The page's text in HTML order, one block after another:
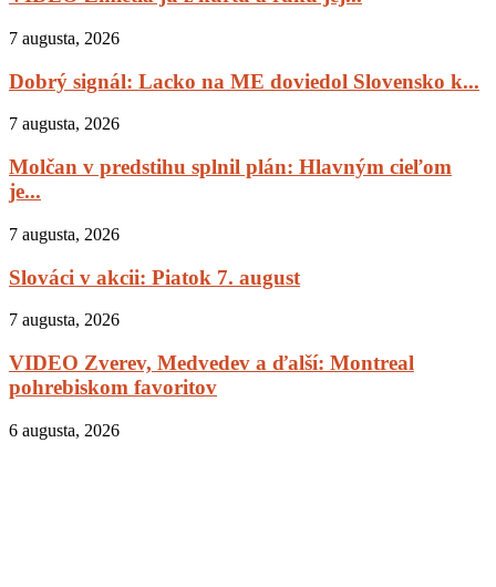
7 augusta, 2026
Dobrý signál: Lacko na ME doviedol Slovensko k...
7 augusta, 2026
Molčan v predstihu splnil plán: Hlavným cieľom
je...
7 augusta, 2026
Slováci v akcii: Piatok 7. august
7 augusta, 2026
VIDEO Zverev, Medvedev a ďalší: Montreal
pohrebiskom favoritov
6 augusta, 2026